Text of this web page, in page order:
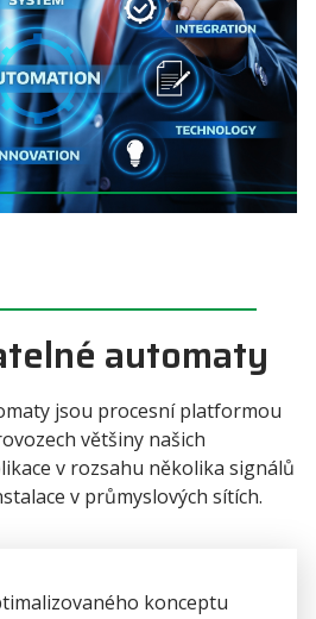
konceptu
automaty
jsou procesní platformou
většiny našich
v rozsahu několika signálů
v průmyslových sítích.